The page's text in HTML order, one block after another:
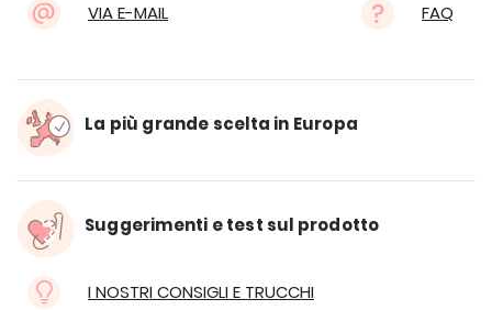
VIA E-MAIL FAQ
La più grande scelta in Europa
Suggerimenti e test sul prodotto
I NOSTRI CONSIGLI E TRUCCHI